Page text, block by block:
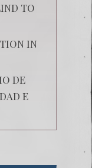
TO
IN
DE
E